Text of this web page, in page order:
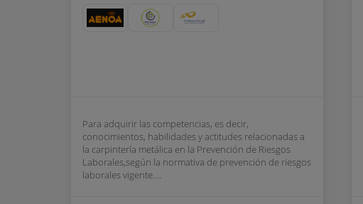
Para adquirir las competencias, es decir,
conocimientos, habilidades y actitudes relacionadas a
la carpintería metálica en la Prevención de Riesgos
Laborales,según la normativa de prevención de riesgos
laborales vigente....